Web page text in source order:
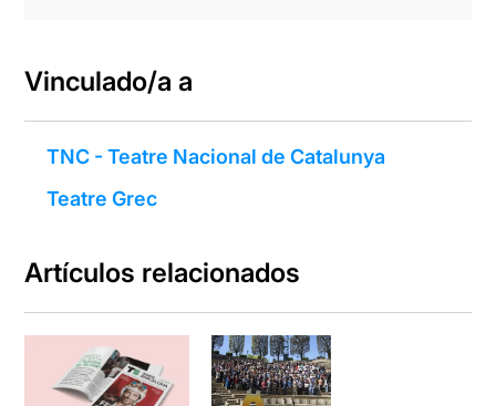
Vinculado/a a
TNC - Teatre Nacional de Catalunya
Teatre Grec
Artículos relacionados